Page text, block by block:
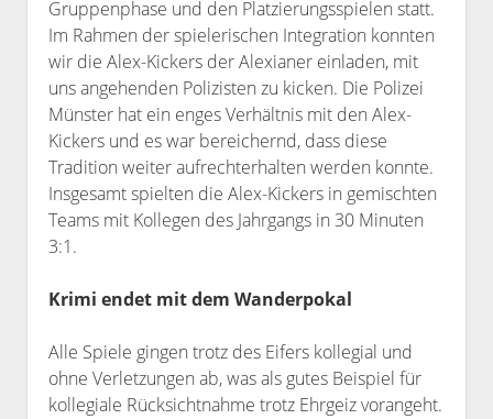
Gruppenphase und den Platzierungsspielen statt.
Im Rahmen der spielerischen Integration konnten
wir die Alex-Kickers der Alexianer einladen, mit
uns angehenden Polizisten zu kicken. Die Polizei
Münster hat ein enges Verhältnis mit den Alex-
Kickers und es war bereichernd, dass diese
Tradition weiter aufrechterhalten werden konnte.
Insgesamt spielten die Alex-Kickers in gemischten
Teams mit Kollegen des Jahrgangs in 30 Minuten
3:1.
Krimi endet mit dem Wanderpokal
Alle Spiele gingen trotz des Eifers kollegial und
ohne Verletzungen ab, was als gutes Beispiel für
kollegiale Rücksichtnahme trotz Ehrgeiz vorangeht.